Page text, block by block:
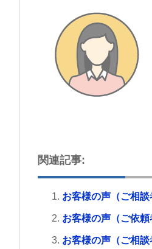
関連記事:
お客様の声（ご相
お客様の声（ご依
お客様の声（ご相